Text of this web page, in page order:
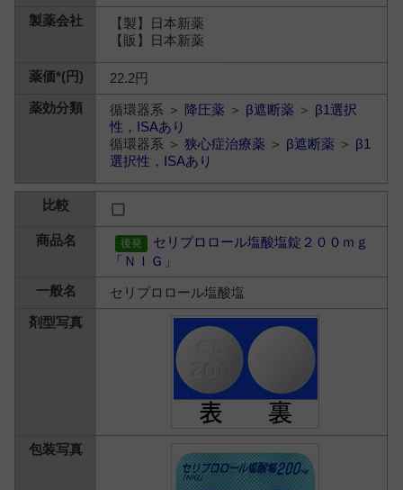
【製】日本新薬
【販】日本新薬
22.2円
循環器系 ＞ 降圧薬 ＞ β遮断薬 ＞ β1選択
性，ISAあり
循環器系 ＞狭心症治療薬 ＞ β遮断薬 ＞ β1
選択性，ISAあり
セリプロロール塩酸塩錠２００ｍｇ
「ＮＩＧ」
セリプロロール塩酸塩